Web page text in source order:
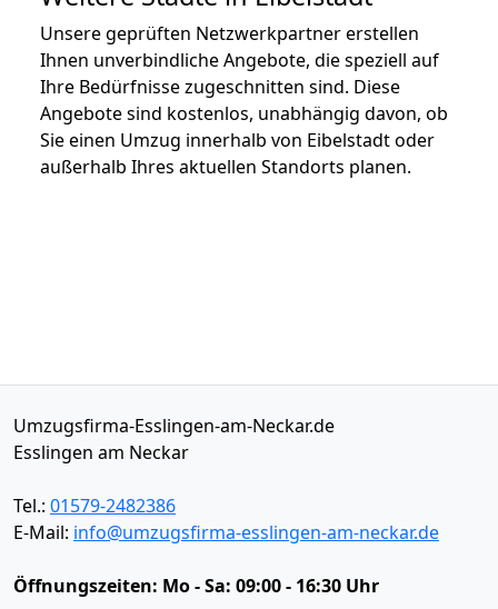
Unsere geprüften Netzwerkpartner erstellen
Ihnen unverbindliche Angebote, die speziell auf
Ihre Bedürfnisse zugeschnitten sind. Diese
Angebote sind kostenlos, unabhängig davon, ob
Sie einen Umzug innerhalb von Eibelstadt oder
außerhalb Ihres aktuellen Standorts planen.
Umzugsfirma-Esslingen-am-Neckar.de
Esslingen am Neckar
Tel.: 01579-2482386
E-Mail: info@umzugsfirma-esslingen-am-neckar.de
Öffnungszeiten: Mo - Sa: 09:00 - 16:30 Uhr